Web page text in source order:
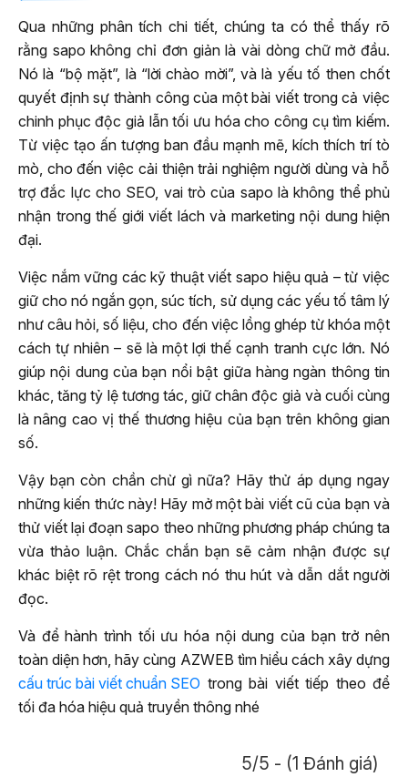
Qua những phân tích chi tiết, chúng ta có thể thấy rõ
rằng sapo không chỉ đơn giản là vài dòng chữ mở đầu.
Nó là “bộ mặt”, là “lời chào mời”, và là yếu tố then chốt
quyết định sự thành công của một bài viết trong cả việc
chinh phục độc giả lẫn tối ưu hóa cho công cụ tìm kiếm.
Từ việc tạo ấn tượng ban đầu mạnh mẽ, kích thích trí tò
mò, cho đến việc cải thiện trải nghiệm người dùng và hỗ
trợ đắc lực cho SEO, vai trò của sapo là không thể phủ
nhận trong thế giới viết lách và marketing nội dung hiện
đại.
Việc nắm vững các kỹ thuật viết sapo hiệu quả – từ việc
giữ cho nó ngắn gọn, súc tích, sử dụng các yếu tố tâm lý
như câu hỏi, số liệu, cho đến việc lồng ghép từ khóa một
cách tự nhiên – sẽ là một lợi thế cạnh tranh cực lớn. Nó
giúp nội dung của bạn nổi bật giữa hàng ngàn thông tin
khác, tăng tỷ lệ tương tác, giữ chân độc giả và cuối cùng
là nâng cao vị thế thương hiệu của bạn trên không gian
số.
Vậy bạn còn chần chừ gì nữa? Hãy thử áp dụng ngay
những kiến thức này! Hãy mở một bài viết cũ của bạn và
thử viết lại đoạn sapo theo những phương pháp chúng ta
vừa thảo luận. Chắc chắn bạn sẽ cảm nhận được sự
khác biệt rõ rệt trong cách nó thu hút và dẫn dắt người
đọc.
Và để hành trình tối ưu hóa nội dung của bạn trở nên
toàn diện hơn, hãy cùng AZWEB tìm hiểu cách xây dựng
cấu trúc bài viết chuẩn SEO trong bài viết tiếp theo để
tối đa hóa hiệu quả truyền thông nhé
5/5 - (1 Đánh giá)